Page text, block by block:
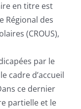
en titre est
Régional des
(CROUS),
par le
cadre d’accueil
ce dernier
partielle et le